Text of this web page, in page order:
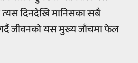
दिनदेखि मानिसका सबै
जीवनको यस मुख्य जाँचमा फेल